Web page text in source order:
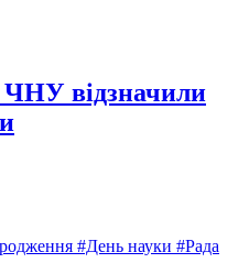
ЧНУ відзначили
#День науки #Рада